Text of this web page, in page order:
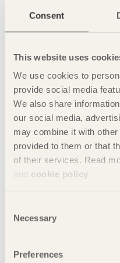
Consent
This website uses
We use cookies to
provide social media
We also share
our social media,
may combine it with
provided to them or that
of their services. Read
and cookie policy
Selection
Necessary
Preferences
Med siktet inställt på
30 september 2018
Hållbart byggande nu!
6 mars 2018
28 november 2017
Globala effekter skapas
25 september 2017
Trä bygger demokrati